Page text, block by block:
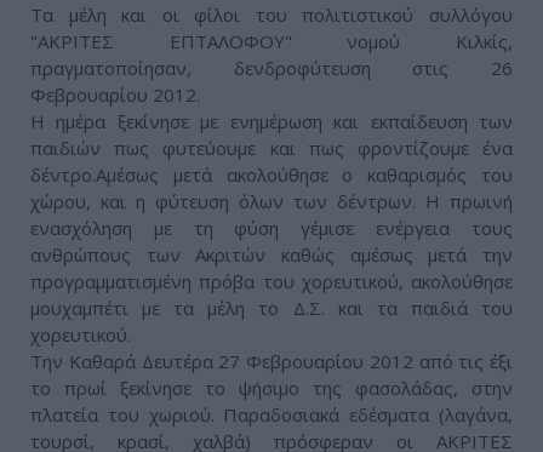
Τα μέλη και οι φίλοι του πολιτιστικού συλλόγου
"ΑΚΡΙΤΕΣ ΕΠΤΑΛΟΦΟΥ" νομού Κιλκίς,
πραγματοποίησαν, δενδροφύτευση στις 26
Φεβρουαρίου 2012.
Η ημέρα ξεκίνησε με ενημέρωση και εκπαίδευση των
παιδιών πως φυτεύουμε και πως φροντίζουμε ένα
δέντρο.Αμέσως μετά ακολούθησε ο καθαρισμός του
χώρου, και η φύτευση όλων των δέντρων. Η πρωινή
ενασχόληση με τη φύση γέμισε ενέργεια τους
ανθρώπους των Ακριτών καθώς αμέσως μετά την
προγραμματισμένη πρόβα του χορευτικού, ακολούθησε
μουχαμπέτι με τα μέλη το Δ.Σ. και τα παιδιά του
χορευτικού.
Την Καθαρά Δευτέρα 27 Φεβρουαρίου 2012 από τις έξι
το πρωί ξεκίνησε το ψήσιμο της φασολάδας, στην
πλατεία του χωριού. Παραδοσιακά εδέσματα (λαγάνα,
τουρσί, κρασί, χαλβά) πρόσφεραν οι ΑΚΡΙΤΕΣ